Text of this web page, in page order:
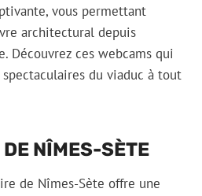
vous permettant
architectural depuis
Découvrez ces webcams qui
du viaduc à tout
NÎMES-SÈTE
de Nîmes-Sète offre une